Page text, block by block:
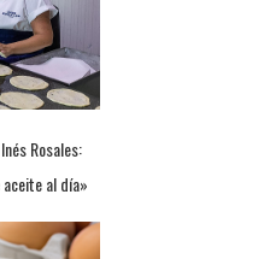
Rosales:
al día»